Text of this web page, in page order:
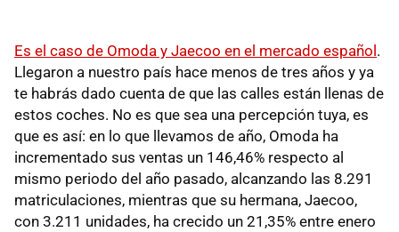
Es el caso de Omoda y Jaecoo en el mercado español .
Llegaron a nuestro país hace menos de tres años y ya
te habrás dado cuenta de que las calles están llenas de
estos coches. No es que sea una percepción tuya, es
que es así: en lo que llevamos de año, Omoda ha
incrementado sus ventas un 146,46% respecto al
mismo periodo del año pasado, alcanzando las 8.291
matriculaciones, mientras que su hermana, Jaecoo,
con 3.211 unidades, ha crecido un 21,35% entre enero